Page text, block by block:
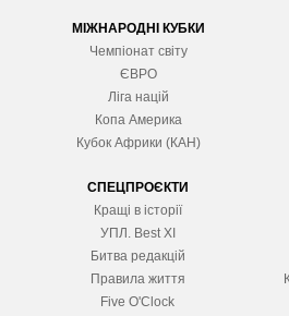
МІЖНАРОДНІ КУБКИ
Чемпіонат світу
ЄВРО
Ліга націй
Копа Америка
Кубок Африки (КАН)
СПЕЦПРОЄКТИ
Кращі в історії
УПЛ. Best XІ
Битва редакцій
Правила життя
Five O'Clock